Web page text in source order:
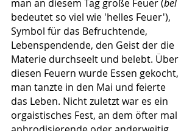
man an diesem Tag große Feuer (bel
bedeutet so viel wie 'helles Feuer'),
Symbol für das Befruchtende,
Lebenspendende, den Geist der die
Materie durchseelt und belebt. Über
diesen Feuern wurde Essen gekocht,
man tanzte in den Mai und feierte
das Leben. Nicht zuletzt war es ein
orgaistisches Fest, an dem öfter mal